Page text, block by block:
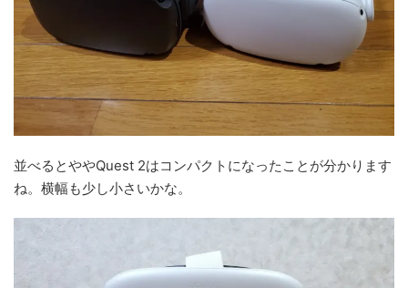
並べるとややQuest 2はコンパクトになったことが分かります
ね。横幅も少し小さいかな。